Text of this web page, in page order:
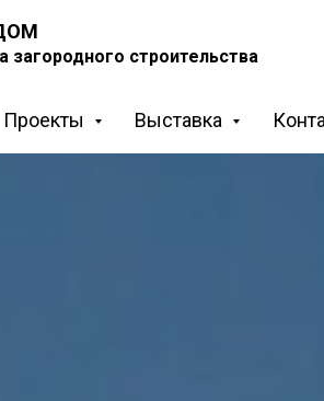
загородного строительства
Проекты Выставка